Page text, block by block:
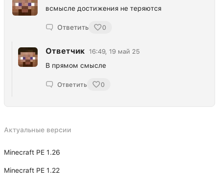
всмысле достижения не теряются
Ответить 0
Ответчик 16:49, 19 май 25
В прямом смысле
Ответить 0
Актуальные версии
Minecraft PE 1.26
Minecraft PE 1.22